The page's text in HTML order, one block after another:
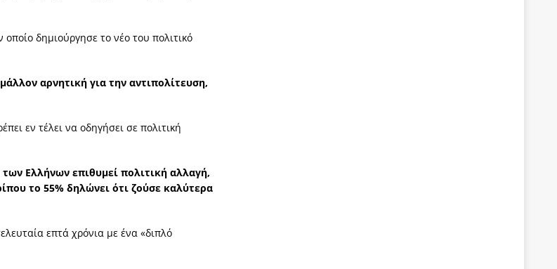
δημιούργησε το νέο του πολιτικό
αρνητική για την αντιπολίτευση,
εν τέλει να οδηγήσει σε πολιτική
Ελλήνων επιθυμεί πολιτική αλλαγή,
το 55% δηλώνει ότι ζούσε καλύτερα
επτά χρόνια με ένα «διπλό